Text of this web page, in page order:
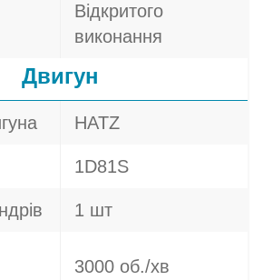
Відкритого
виконання
Двигун
HATZ
1D81S
1 шт
3000 об./хв